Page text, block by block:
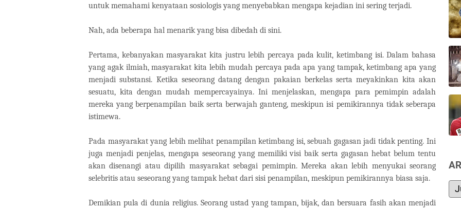
untuk memahami kenyataan sosiologis yang menyebabkan mengapa kejadian ini sering terjadi.
Nah, ada beberapa hal menarik yang bisa dibedah di sini.
Pertama, kebanyakan masyarakat kita justru lebih percaya pada kulit, ketimbang isi. Dalam bahasa
yang agak ilmiah, masyarakat kita lebih mudah percaya pada apa yang tampak, ketimbang apa yang
menjadi substansi. Ketika seseorang datang dengan pakaian berkelas serta meyakinkan kita akan
sesuatu, kita dengan mudah mempercayainya. Ini menjelaskan, mengapa para pemimpin adalah
mereka yang berpenampilan baik serta berwajah ganteng, meskipun isi pemikirannya tidak seberapa
istimewa.
Pada masyarakat yang lebih melihat penampilan ketimbang isi, sebuah gagasan jadi tidak penting. Ini
juga menjadi penjelas, mengapa seseorang yang memiliki visi baik serta gagasan hebat belum tentu
akan disenangi atau dipilih masyarakat sebagai pemimpin. Mereka akan lebih menyukai seorang
selebritis atau seseorang yang tampak hebat dari sisi penampilan, meskipun pemikirannya biasa saja.
Demikian pula di dunia religius. Seorang ustad yang tampan, bijak, dan bersuara fasih akan menjadi